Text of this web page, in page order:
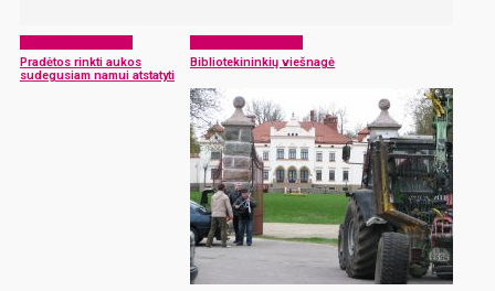
Pradėtos rinkti aukos
sudegusiam namui atstatyti
Bibliotekininkių viešnagė